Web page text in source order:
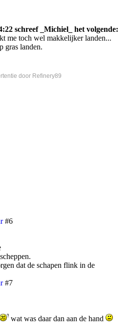
schreef _Michiel_ het volgende:
me toch wel makkelijker landen...
gras landen.
door Refinery89
#6
dat de schapen flink in de
#7
wat was daar dan aan de hand